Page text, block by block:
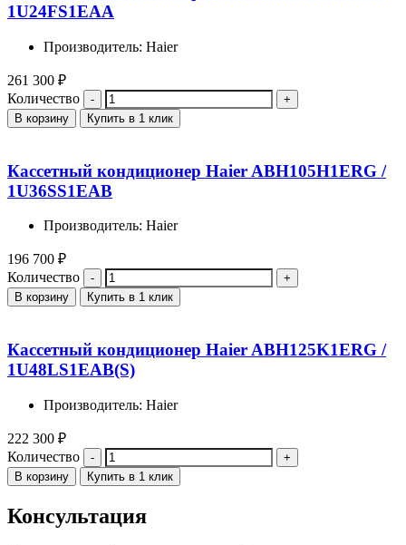
1U24FS1EAA
Производитель: Haier
261 300 ₽
Количество
В корзину Купить в 1 клик
Кассетный кондиционер Haier ABH105H1ERG /
1U36SS1EAB
Производитель: Haier
196 700 ₽
Количество
В корзину Купить в 1 клик
Кассетный кондиционер Haier ABH125K1ERG /
1U48LS1EAB(S)
Производитель: Haier
222 300 ₽
Количество
В корзину Купить в 1 клик
Консультация